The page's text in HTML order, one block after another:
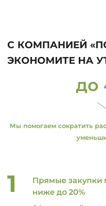
С КОМПАНИЕЙ
ЭКОНОМИТЕ НА
до
Мы помогаем сократить
Прямые закупки
ниже до 20%